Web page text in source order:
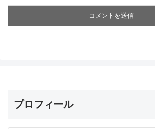
プロフィール